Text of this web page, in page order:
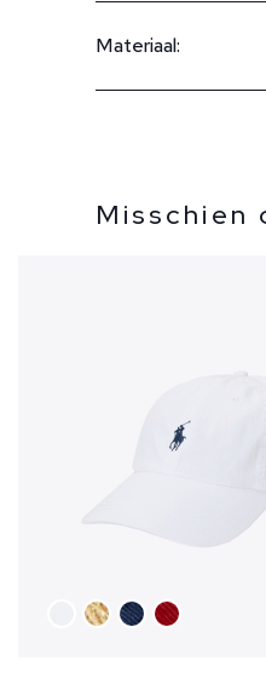
Materiaal:
Misschien